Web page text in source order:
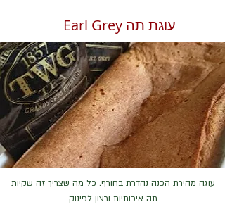
עוגת תה Earl Grey
עוגה מהירת הכנה נהדרת בחורף. כל מה שצריך זה שקיות
תה איכותיות ורצון לפינוק